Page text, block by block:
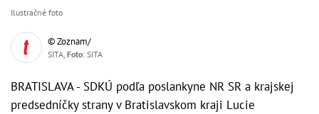
Ilustračné foto
© Zoznam/
SITA, Foto: SITA
BRATISLAVA - SDKÚ podľa poslankyne NR SR a krajskej
predsedníčky strany v Bratislavskom kraji Lucie